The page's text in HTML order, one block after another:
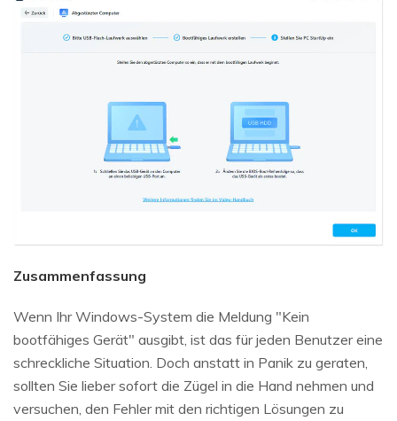
Zusammenfassung
Wenn Ihr Windows-System die Meldung "Kein
bootfähiges Gerät" ausgibt, ist das für jeden Benutzer eine
schreckliche Situation. Doch anstatt in Panik zu geraten,
sollten Sie lieber sofort die Zügel in die Hand nehmen und
versuchen, den Fehler mit den richtigen Lösungen zu